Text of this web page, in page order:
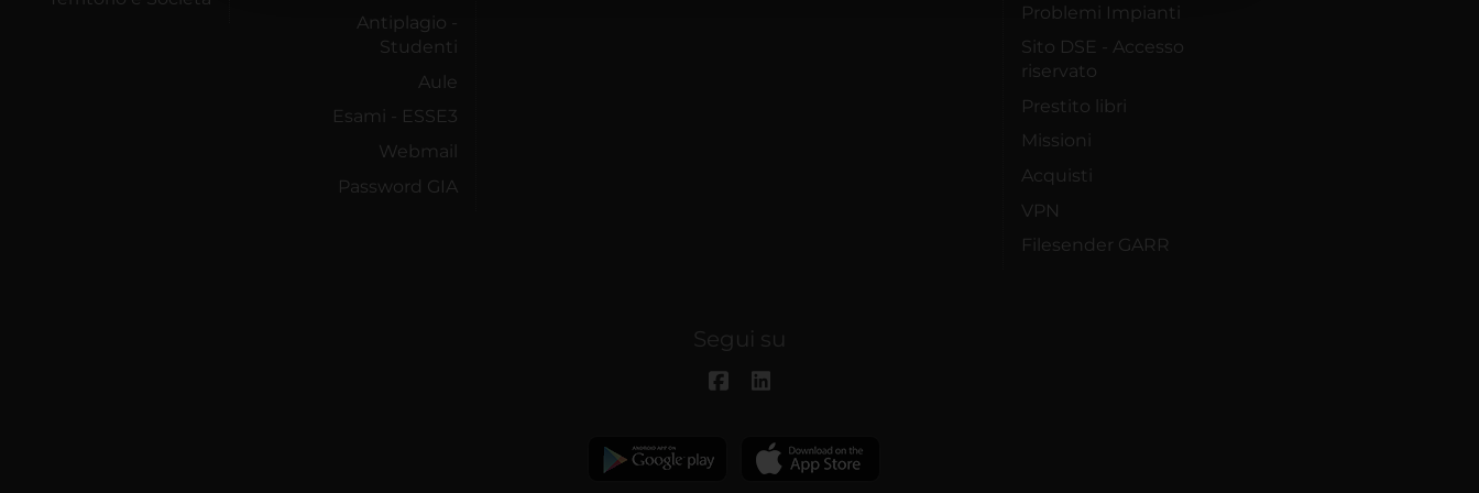
Antiplagio -
Studenti
Aule
Esami - ESSE3
Webmail
Password GIA
Problemi Impianti
Sito DSE - Accesso
riservato
Prestito libri
Missioni
Acquisti
VPN
Filesender GARR
Segui su